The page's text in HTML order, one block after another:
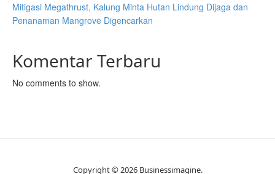
Mitigasi Megathrust, Kalung Minta Hutan Lindung Dijaga dan
Penanaman Mangrove Digencarkan
Komentar Terbaru
No comments to show.
Copyright © 2026 Businessimagine.